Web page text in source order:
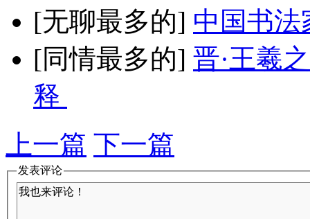
[无聊最多的] 中国书法
[同情最多的] 晋·王羲
释
上一篇 下一篇
发表评论